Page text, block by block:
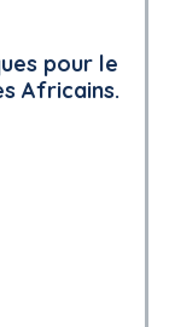
pour le
Africains.